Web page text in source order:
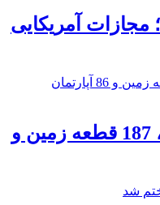
مجازات آمریکایی
توقیف 86خودروی لوکس، 187 قطعه زمین و